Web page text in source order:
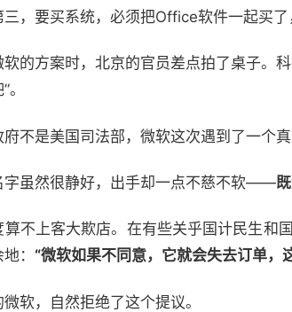
，要买系统，必须把Office软件一起买了
的方案时，北京的官员差点拍了桌子。
不是美国司法部，微软这次遇到了一个
字虽然很静好，出手却一点不慈不软——
算不上客大欺店。在有些关乎国计民生和
： “微软如果不同意，它就会失去订单，
软，自然拒绝了这个提议。